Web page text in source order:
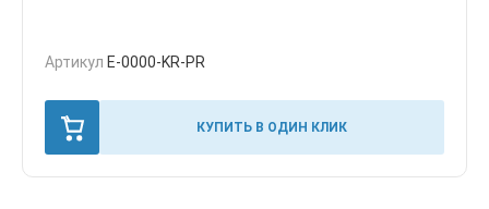
Артикул E-0000-KR-PR
КУПИТЬ В ОДИН КЛИК